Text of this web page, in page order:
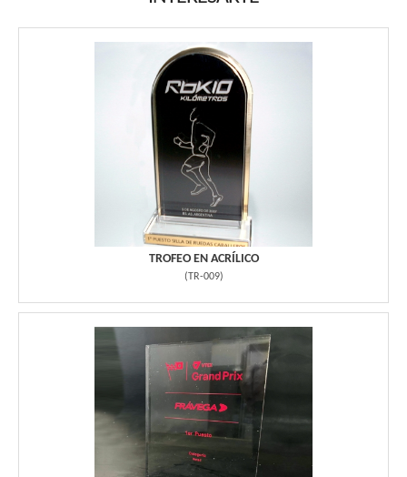
TROFEO EN ACRÍLICO
(TR-009)